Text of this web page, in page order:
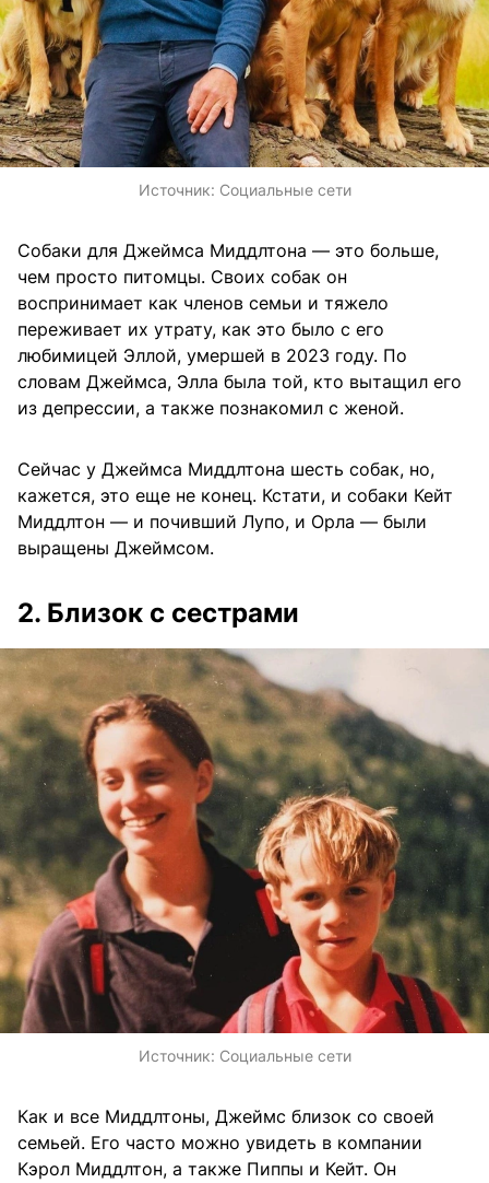
Источник: Социальные сети
Собаки для Джеймса Миддлтона — это больше,
чем просто питомцы. Своих собак он
воспринимает как членов семьи и тяжело
переживает их утрату, как это было с его
любимицей Эллой, умершей в 2023 году. По
словам Джеймса, Элла была той, кто вытащил его
из депрессии, а также познакомил с женой.
Сейчас у Джеймса Миддлтона шесть собак, но,
кажется, это еще не конец. Кстати, и собаки Кейт
Миддлтон — и почивший Лупо, и Орла — были
выращены Джеймсом.
2. Близок с сестрами
Источник: Социальные сети
Как и все Миддлтоны, Джеймс близок со своей
семьей. Его часто можно увидеть в компании
Кэрол Миддлтон, а также Пиппы и Кейт. Он